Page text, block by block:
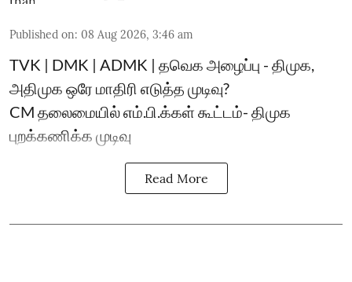
Published on: 08 Aug 2026, 3:46 am
TVK | DMK | ADMK | தவெக அழைப்பு - திமுக,
அதிமுக ஒரே மாதிரி எடுத்த முடிவு?
CM தலைமையில் எம்.பி.க்கள் கூட்டம்- திமுக
புறக்கணிக்க முடிவு
Read More